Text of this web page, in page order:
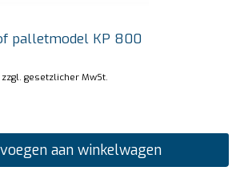
palletmodel KP 800
zzgl. gesetzlicher MwSt.
aan winkelwagen